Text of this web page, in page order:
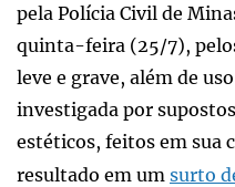
pela Polícia Civil de
quinta-feira (25/7),
leve e grave, além de
investigada por
estéticos, feitos em sua
resultado em um surto